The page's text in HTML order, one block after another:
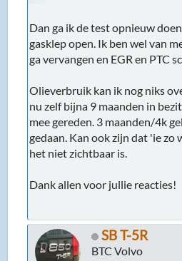
Dan ga ik de test opnieuw
gasklep open. Ik ben wel van
ga vervangen en EGR en PTC
Olieverbruik kan ik nog niks
nu zelf bijna 9 maanden in
mee gereden. 3 maanden/4k
gedaan. Kan ook zijn dat 'ie
het niet zichtbaar is.
Dank allen voor jullie reacties!
SB T-5R
BTC Volvo